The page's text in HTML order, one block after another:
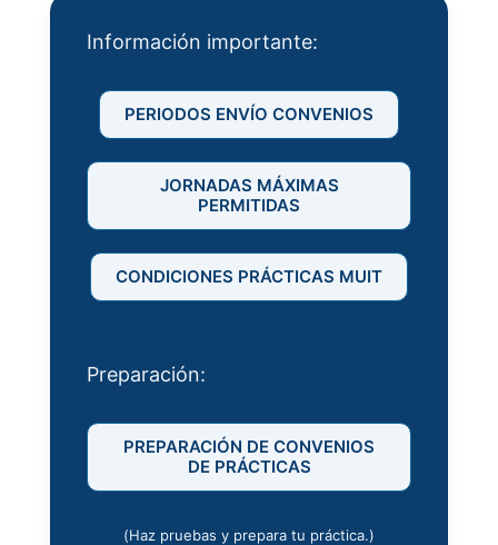
Información importante:
PERIODOS ENVÍO CONVENIOS
JORNADAS MÁXIMAS
PERMITIDAS
CONDICIONES PRÁCTICAS MUIT
Preparación:
PREPARACIÓN DE CONVENIOS
DE PRÁCTICAS
(Haz pruebas y prepara tu práctica.)